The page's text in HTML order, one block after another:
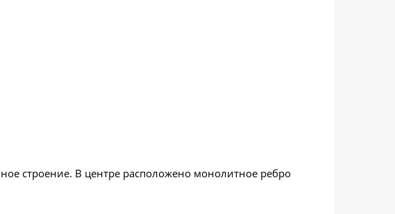
строение. В центре расположено монолитное ребро